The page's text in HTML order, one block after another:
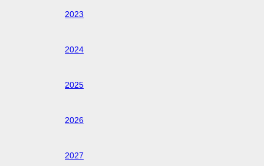
2023
2024
2025
2026
2027